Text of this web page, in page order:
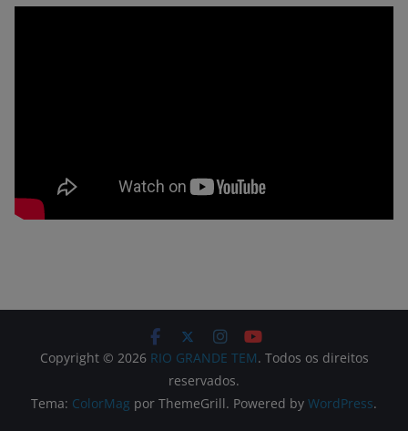
Copyright © 2026 RIO GRANDE TEM. Todos os direitos
reservados.
Tema: ColorMag por ThemeGrill. Powered by WordPress.